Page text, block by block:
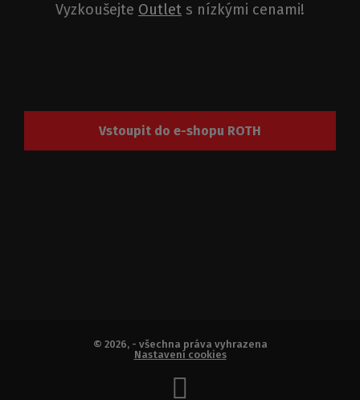
Vyzkoušejte Outlet s nízkými cenami!
Vstoupit do e-shopu ROTH
© 2026, - všechna práva vyhrazena
Nastavení cookies